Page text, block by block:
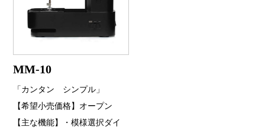
MM-10
「カンタン シンプル」
【希望小売価格】オープン
【主な機能】・模様選択ダイ